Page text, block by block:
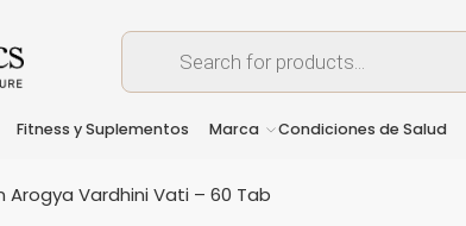
Fitness y Suplementos Marca Condiciones de Salud
Arogya Vardhini Vati – 60 Tab